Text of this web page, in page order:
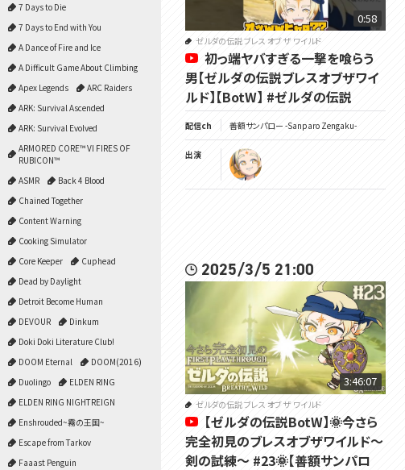
7 Days to Die
7 Days to End with You
A Dance of Fire and Ice
A Difficult Game About Climbing
Apex Legends
ARC Raiders
ARK: Survival Ascended
ARK: Survival Evolved
ARMORED CORE™ VI FIRES OF
RUBICON™
ASMR
Back 4 Blood
Chained Together
Content Warning
Cooking Simulator
Core Keeper
Cuphead
Dead by Daylight
Detroit Become Human
DEVOUR
Dinkum
Doki Doki Literature Club!
DOOM Eternal
DOOM(2016)
Duolingo
ELDEN RING
ELDEN RING NIGHTREIGN
Enshrouded~霧の王国~
Escape from Tarkov
Faaast Penguin
0:58
ゼルダの伝説 ブレス オブ ザ ワイルド
初っ端ヤバすぎる一撃を喰らう
男【ゼルダの伝説ブレスオブザワイ
ルド】【BotW】 #ゼルダの伝説
配信ch 善額サンパロー -Sanparo Zengaku-
出演
2025/3/5 21:00
3:46:07
ゼルダの伝説 ブレス オブ ザ ワイルド
【ゼルダの伝説BotW】🌞今さら
完全初見のブレスオブザワイルド～
剣の試練～ #23🌞【善額サンパロ